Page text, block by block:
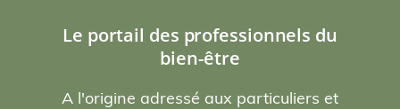
Le portail des professionnels du
bien-être
A l'origine adressé aux particuliers et